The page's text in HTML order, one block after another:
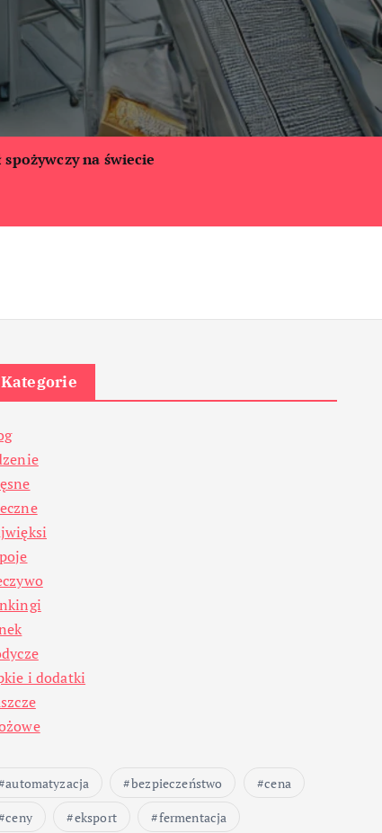
spożywczy na świecie
Kategorie
i dodatki
automatyzacja bezpieczeństwo
cena
ceny
eksport
fermentacja